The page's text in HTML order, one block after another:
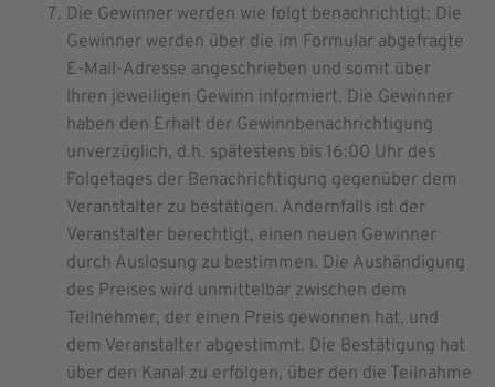
Die Gewinner werden wie folgt benachrichtigt: Die
Gewinner werden über die im Formular abgefragte
E-Mail-Adresse angeschrieben und somit über
Ihren jeweiligen Gewinn informiert. Die Gewinner
haben den Erhalt der Gewinnbenachrichtigung
unverzüglich, d.h. spätestens bis 16:00 Uhr des
Folgetages der Benachrichtigung gegenüber dem
Veranstalter zu bestätigen. Andernfalls ist der
Veranstalter berechtigt, einen neuen Gewinner
durch Auslosung zu bestimmen. Die Aushändigung
des Preises wird unmittelbar zwischen dem
Teilnehmer, der einen Preis gewonnen hat, und
dem Veranstalter abgestimmt. Die Bestätigung hat
über den Kanal zu erfolgen, über den die Teilnahme